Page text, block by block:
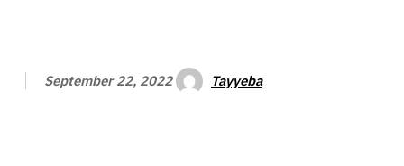
September 22, 2022 Tayyeba